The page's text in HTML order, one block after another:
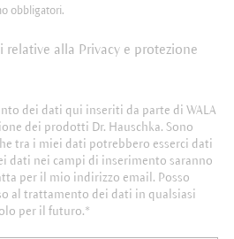
obbligatori.
alla Privacy e protezione
dei dati qui inseriti da parte di WALA
dei prodotti Dr. Hauschka. Sono
tra i miei dati potrebbero esserci dati
dati nei campi di inserimento saranno
per il mio indirizzo email. Posso
al trattamento dei dati in qualsiasi
per il futuro.*